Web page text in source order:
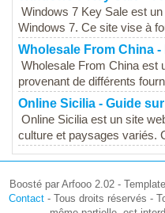
Windows 7 Key Sale est
Windows 7. Ce site vise à
Wholesale From China
Wholesale From China est
provenant de différents
Online Sicilia - Guide
Online Sicilia est un site
culture et paysages variés.
Boosté par Arfooo 2.02 -
Contact- Tous droits réservés -